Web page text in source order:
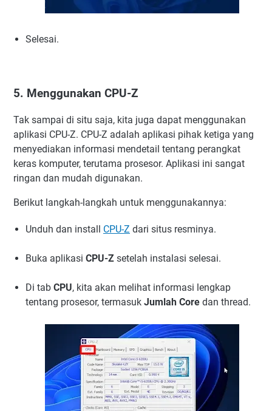
Selesai.
5. Menggunakan CPU-Z
Tak sampai di situ saja, kita juga dapat menggunakan
aplikasi CPU-Z. CPU-Z adalah aplikasi pihak ketiga yang
menyediakan informasi mendetail tentang perangkat
keras komputer, terutama prosesor. Aplikasi ini sangat
ringan dan mudah digunakan.
Berikut langkah-langkah untuk menggunakannya:
Unduh dan install CPU-Z dari situs resminya.
Buka aplikasi CPU-Z setelah instalasi selesai.
Di tab CPU, kita akan melihat informasi lengkap
tentang prosesor, termasuk Jumlah Core dan thread.